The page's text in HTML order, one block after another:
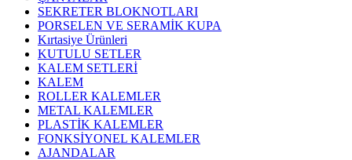
SEKRETER BLOKNOTLARI
PORSELEN VE SERAMİK KUPA
Kırtasiye Ürünleri
KUTULU SETLER
KALEM SETLERİ
KALEM
ROLLER KALEMLER
METAL KALEMLER
PLASTİK KALEMLER
FONKSİYONEL KALEMLER
AJANDALAR